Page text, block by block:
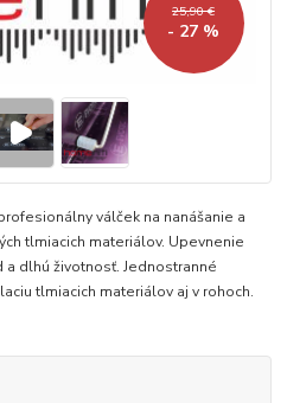
25,90 €
- 27 %
válček na nanášanie a
tlmiacich materiálov. Upevnenie
dlhú životnosť. Jednostranné
tlmiacich materiálov aj v rohoch.